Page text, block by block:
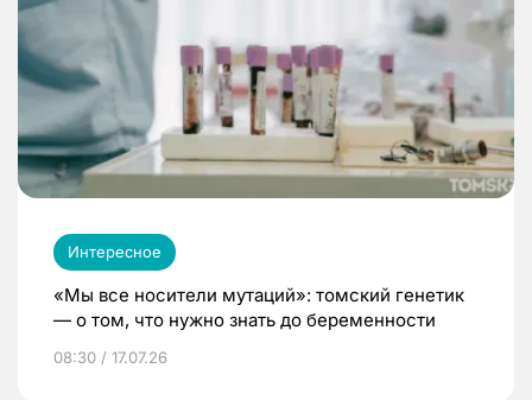
Интересное
«Мы все носители мутаций»: томский генетик
— о том, что нужно знать до беременности
08:30 / 17.07.26